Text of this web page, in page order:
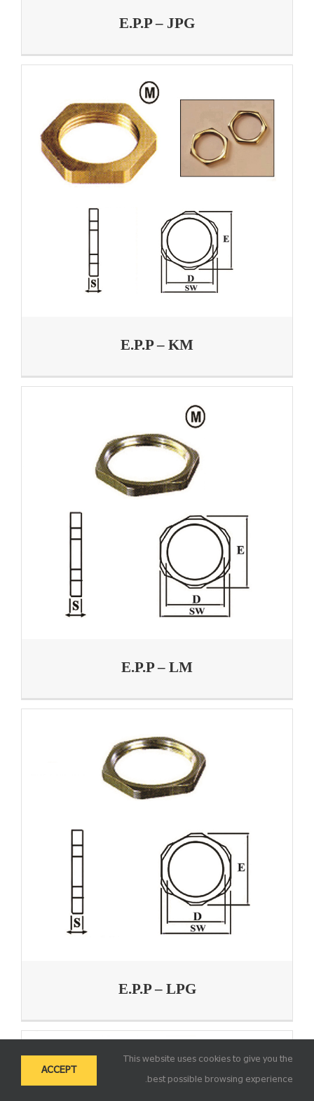
E.P.P – JPG
E.P.P – KM
E.P.P – LM
E.P.P – LPG
This website uses cookies to give you the
best possible browsing experience.
ACCEPT